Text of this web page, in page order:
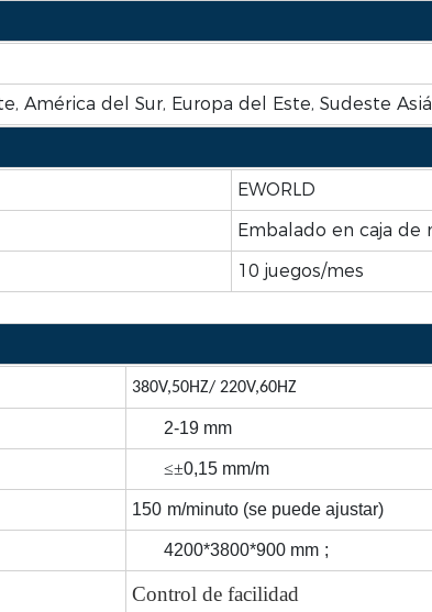
América del Sur, Europa del Este, Sudeste
EWORLD
Embalado en caja
10 juegos/mes
380V,50HZ/ 220V,60HZ
2-19 mm
≤±0,15 mm/m
150 m/minuto (se puede ajustar)
4200*3800*900 mm ;
Control de facilidad